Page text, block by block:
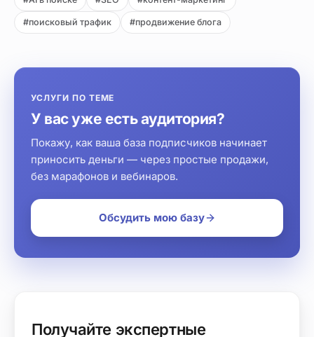
#поисковый трафик #продвижение блога
УСЛУГИ ПО ТЕМЕ
У вас уже есть аудитория?
Покажу, как ваша база подписчиков начинает
приносить деньги — через простые продажи,
без марафонов и вебинаров.
Обсудить мою базу
Получайте экспертные